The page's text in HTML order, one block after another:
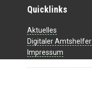
Quicklinks
Aktuelles
Digitaler Amtshelfer
Impressum